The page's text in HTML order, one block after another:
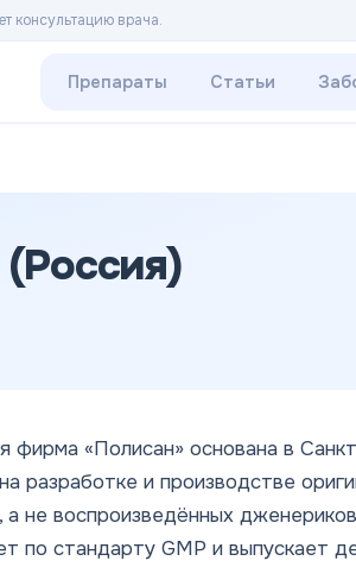
консультацию врача.
Препараты Статьи
фирма «Полисан» основана в
разработке и производстве
не воспроизведённых
по стандарту GMP и выпускает